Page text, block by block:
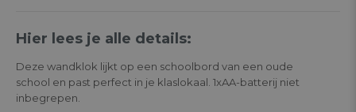
Hier lees je alle details:
Deze wandklok lijkt op een schoolbord van een oude
school en past perfect in je klaslokaal. 1xAA-batterij niet
inbegrepen.